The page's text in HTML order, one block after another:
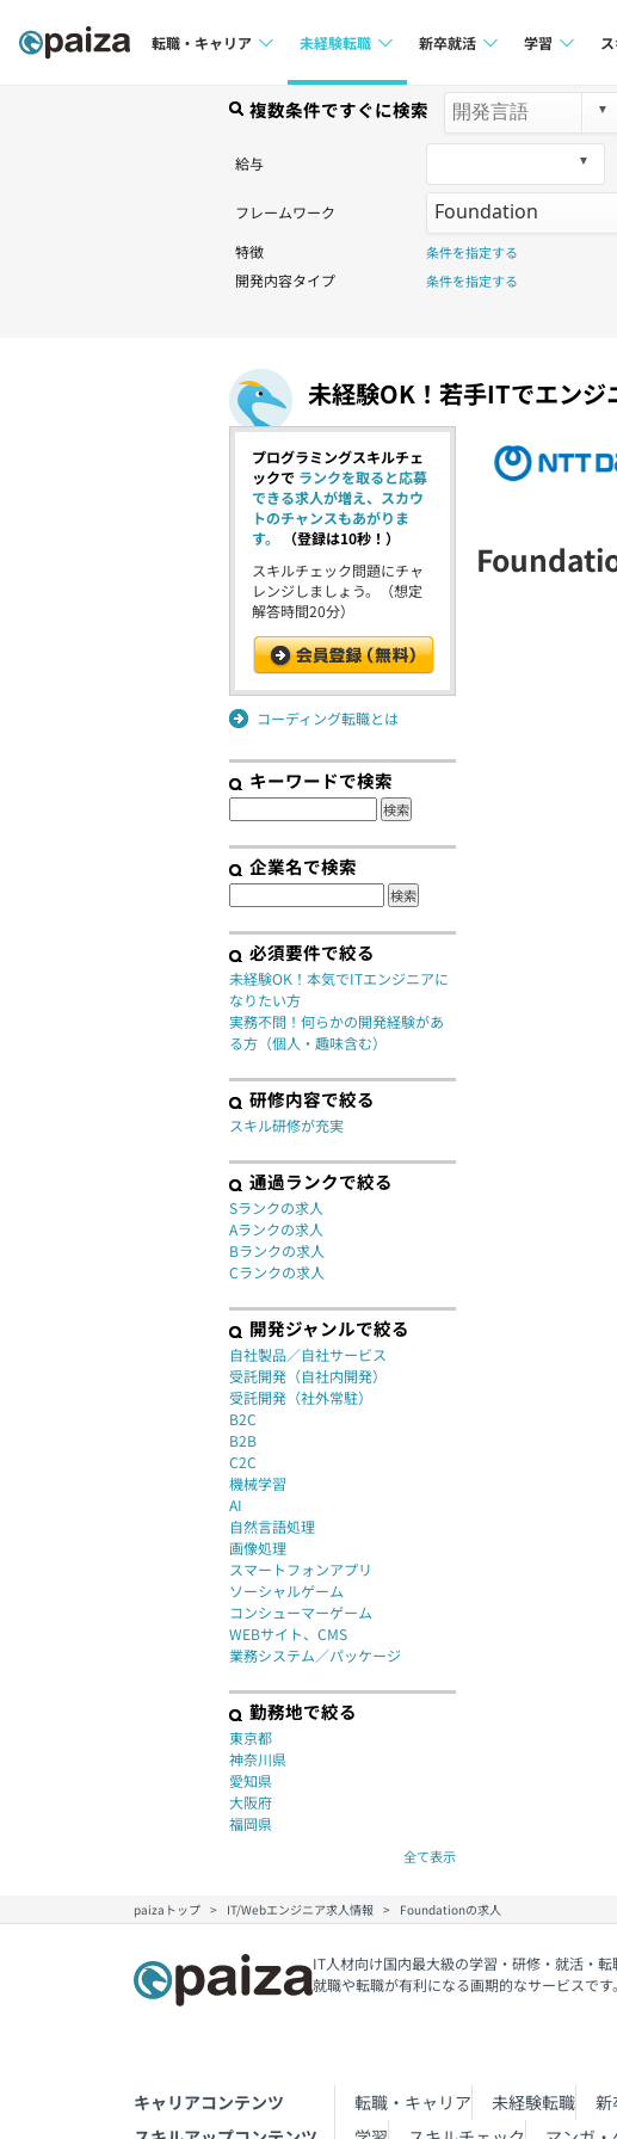
転職・キャリア
インタビュー
転職成功ガイド
未経験転職
求人検索
転職成功ガイド
新卒就活
求人検索
本選考
インターン
学習
問題集
法人向けプ
契約内容・
複数条件ですぐに検索
給与
フレームワーク
特徴
条件を指定する
開発内容タイプ 条件を指定する
未経験OK！若手ITでエン
プログラミングスキルチェ
ックで ランクを取ると応募
できる求人が増え、スカウ
トのチャンスもあがりま
す。
（登録は10秒！）
スキルチェック問題にチャ
レンジしましょう。（想定
解答時間20分）
コーディング転職とは
キーワードで検索
企業名で検索
必須要件で絞る
未経験OK！本気でITエンジニアに
なりたい方
実務不問！何らかの開発経験があ
る方（個人・趣味含む）
研修内容で絞る
スキル研修が充実
通過ランクで絞る
Sランクの求人
Aランクの求人
Bランクの求人
Cランクの求人
開発ジャンルで絞る
自社製品／自社サービス
受託開発（自社内開発）
受託開発（社外常駐）
B2C
B2B
C2C
機械学習
AI
自然言語処理
画像処理
スマートフォンアプリ
ソーシャルゲーム
コンシューマーゲーム
WEBサイト、CMS
業務システム／パッケージ
勤務地で絞る
東京都
神奈川県
愛知県
大阪府
福岡県
全て表示
paizaトップ IT/Webエンジニア求人情報 Foundationの求人
IT人材向け国内最大級の学習・研修・就活・
就職や転職が有利になる画期的なサービスで
キャリアコンテンツ 転職・キャリア 未経験転職 新